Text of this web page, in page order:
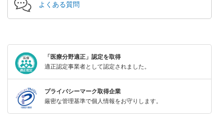
よくある質問
「医療分野適正」認定を取得
適正認定事業者として認定されました。
プライバシーマーク取得企業
厳密な管理基準で個人情報をお守りします。